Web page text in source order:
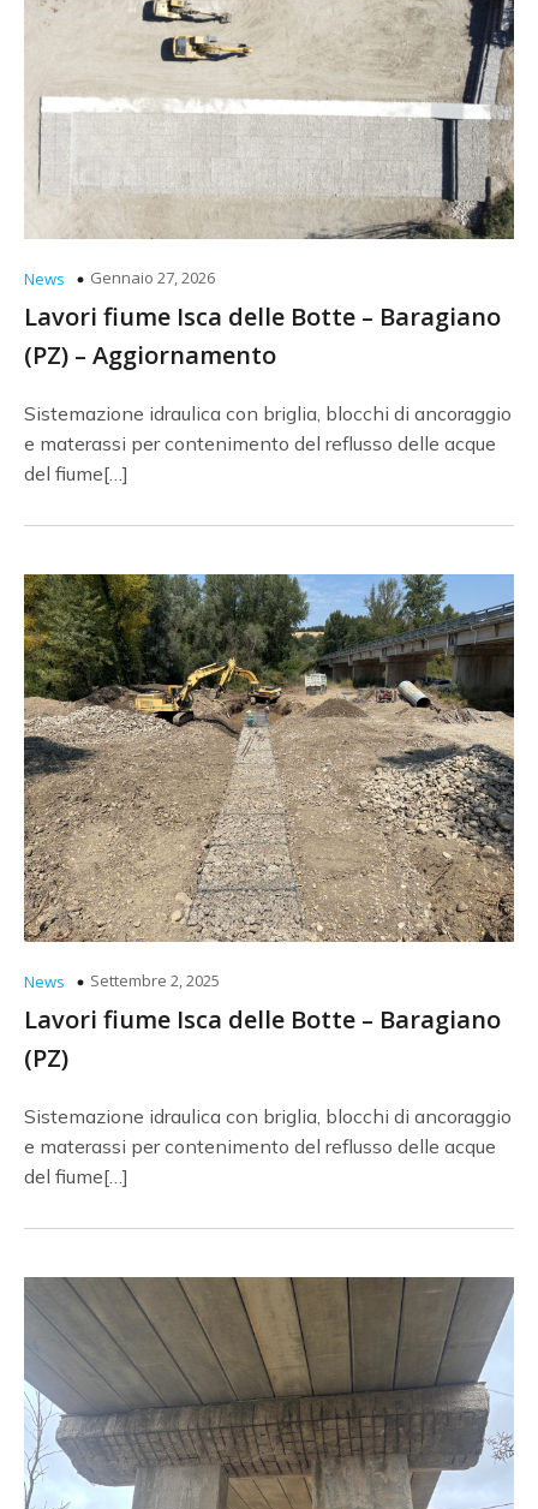
News Gennaio 27, 2026
Lavori fiume Isca delle Botte – Baragiano
(PZ) – Aggiornamento
Sistemazione idraulica con briglia, blocchi di ancoraggio
e materassi per contenimento del reflusso delle acque
del fiume[…]
News Settembre 2, 2025
Lavori fiume Isca delle Botte – Baragiano
(PZ)
Sistemazione idraulica con briglia, blocchi di ancoraggio
e materassi per contenimento del reflusso delle acque
del fiume[…]